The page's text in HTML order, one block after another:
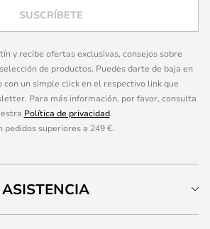
SUSCRÍBETE
y recibe ofertas exclusivas, consejos sobre
de productos. Puedes darte de baja en
un simple click en el respectivo link que
Para más información, por favor, consulta
Política de privacidad.
pedidos superiores a 249 €.